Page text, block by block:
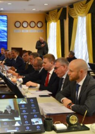
НКО
задач Федерального